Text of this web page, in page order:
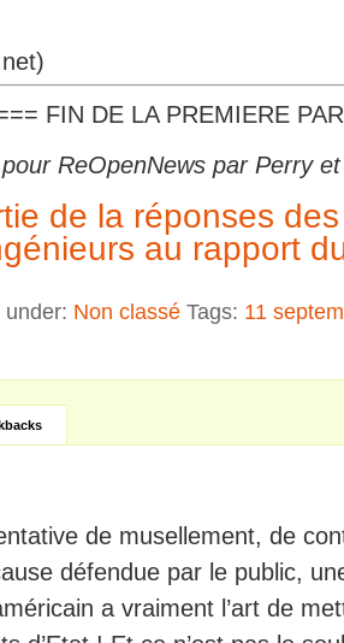
FIN DE LA PREMIERE
ReOpenNews par Perry
de la réponses
au rapport
under: Non classé Tags: 11
de musellement, de
défendue par le public,
a vraiment l’art de